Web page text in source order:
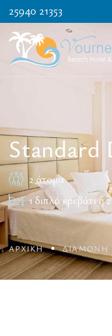
25940 21353
Standard
2 άτομα
1 διπλό κρεβάτι ή
ΑΡΧΙΚΗ ΔΙΑΜΟΝΗ